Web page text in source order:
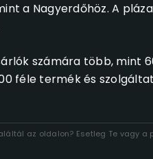
a Nagyerdőhöz. A
számára több, mint
féle termék és
az oldalon? Esetleg Te vagy